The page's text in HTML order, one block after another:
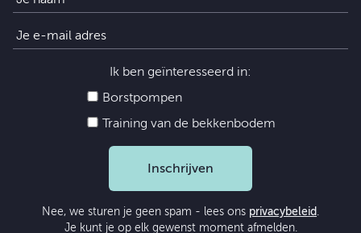
Ik ben geïnteresseerd in:
Borstpompen
Training van de bekkenbodem
Inschrijven
Nee, we sturen je geen spam - lees ons privacybeleid .
Je kunt je op elk gewenst moment afmelden.